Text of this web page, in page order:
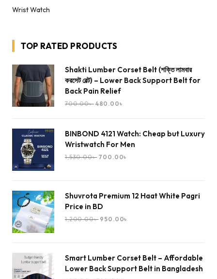
Wrist Watch
TOP RATED PRODUCTS
Shakti Lumber Corset Belt (শক্তি লামবার
করসেট বেল্ট) – Lower Back Support Belt for
Back Pain Relief
700.00৳ 480.00৳
BINBOND 4121 Watch: Cheap but Luxury
Wristwatch For Men
1,530.00৳ 700.00৳
Shuvrota Premium 12 Haat White Pagri
Price in BD
1,200.00৳ 950.00৳
Smart Lumber Corset Belt – Affordable
Lower Back Support Belt in Bangladesh